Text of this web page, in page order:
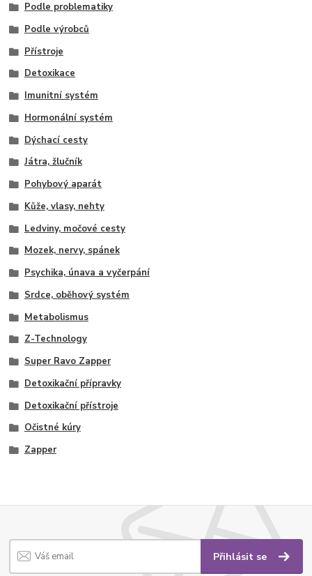
Podle problematiky
Podle výrobců
Přístroje
Detoxikace
Imunitní systém
Hormonální systém
Dýchací cesty
Játra, žlučník
Pohybový aparát
Kůže, vlasy, nehty
Ledviny, močové cesty
Mozek, nervy, spánek
Psychika, únava a vyčerpání
Srdce, oběhový systém
Metabolismus
Z-Technology
Super Ravo Zapper
Detoxikační přípravky
Detoxikační přístroje
Očistné kúry
Zapper
Přihlásit se